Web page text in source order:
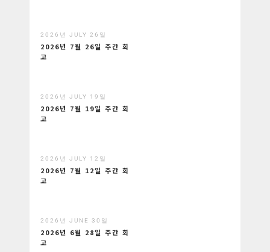
2026년 JULY 26일
2026년 7월 26일 주간 회
고
2026년 JULY 19일
2026년 7월 19일 주간 회
고
2026년 JULY 12일
2026년 7월 12일 주간 회
고
2026년 JUNE 30일
2026년 6월 28일 주간 회
고